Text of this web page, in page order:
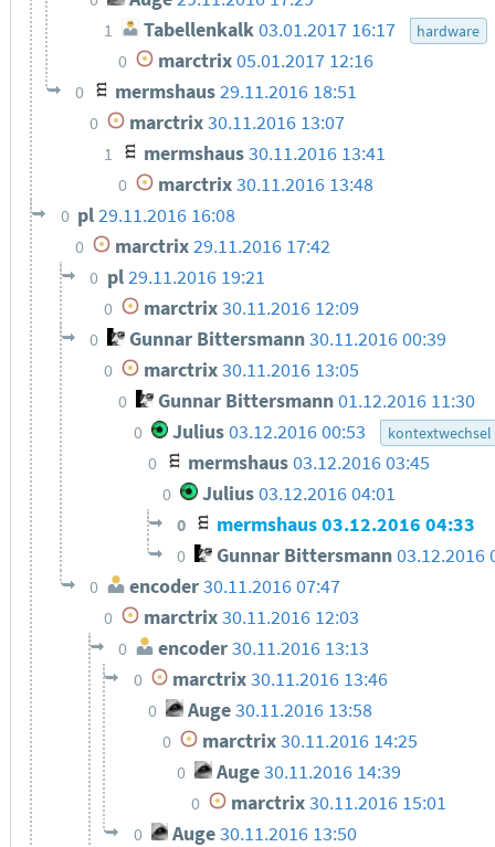
1 Tabellenkalk03.01.2017 16:17 hardware
0 marctrix05.01.2017 12:16
0 mermshaus 29.11.2016 18:51
0 marctrix30.11.2016 13:07
1 mermshaus30.11.2016 13:41
0 marctrix30.11.2016 13:48
0 pl29.11.2016 16:08
0 marctrix 29.11.2016 17:42
0 pl29.11.2016 19:21
0 marctrix30.11.2016 12:09
0 Gunnar Bittersmann30.11.2016 00:39
0 marctrix30.11.2016 13:05
0 Gunnar Bittersmann01.12.2016 11:30
0 Julius03.12.2016 00:53 kontextwechsel
0 mermshaus 03.12.2016 03:45
0 Julius03.12.2016 04:01
0 mermshaus03.12.2016 04:33
0 Gunnar Bittersmann03.12.2016
0 encoder30.11.2016 07:47
0 marctrix30.11.2016 12:03
0 encoder30.11.2016 13:13
0 marctrix30.11.2016 13:46
0 Auge 30.11.2016 13:58
0 marctrix30.11.2016 14:25
0 Auge30.11.2016 14:39
0 marctrix30.11.2016 15:01
0 Auge30.11.2016 13:50